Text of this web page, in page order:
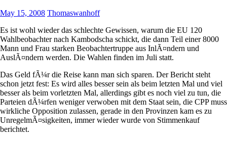
May 15, 2008 Thomaswanhoff
Es ist wohl wieder das schlechte Gewissen, warum die EU 120
Wahlbeobachter nach Kambodscha schickt, die dann Teil einer 8000
Mann und Frau starken Beobachtertruppe aus InlÃ¤ndern und
AuslÃ¤ndern werden. Die Wahlen finden im Juli statt.
Das Geld fÃ¼r die Reise kann man sich sparen. Der Bericht steht
schon jetzt fest: Es wird alles besser sein als beim letzten Mal und viel
besser als beim vorletzten Mal, allerdings gibt es noch viel zu tun, die
Parteien dÃ¼rfen weniger verwoben mit dem Staat sein, die CPP muss
wirkliche Opposition zulassen, gerade in den Provinzen kam es zu
UnregelmÃ¤sigkeiten, immer wieder wurde von Stimmenkauf
berichtet.